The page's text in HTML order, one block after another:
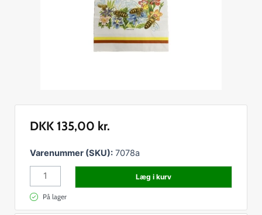
DKK 135,00 kr.
Varenummer (SKU):7078a
Bærepose
lille
papir
med
hank
Læg i kurv
På lager